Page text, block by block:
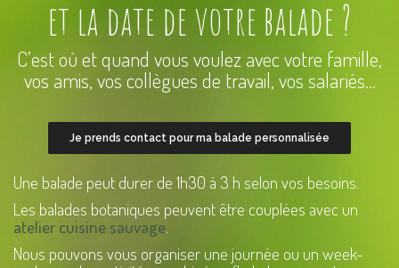
et la date de votre balade ?
C’est où et quand vous voulez avec votre famille,
vos amis, vos collègues de travail, vos salariés…
Je prends contact pour ma balade personnalisée
Une balade peut durer de 1h30 à 3 h selon vos besoins.
Les balades botaniques peuvent être couplées avec un
atelier cuisine sauvage.
Nous pouvons vous organiser une journée ou un week-